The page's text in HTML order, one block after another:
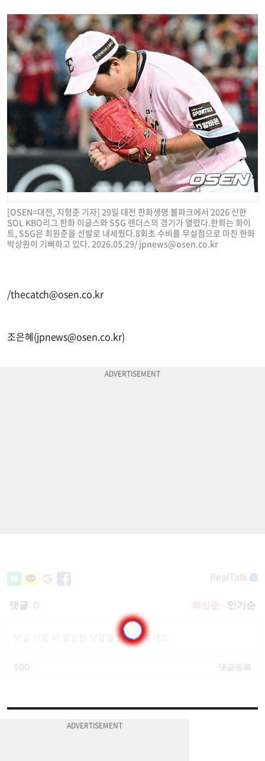
[OSEN=대전, 지형준 기자] 29일 대전 한화생명 볼파크에서 2026 신한
SOL KBO리그 한화 이글스와 SSG 랜더스의 경기가 열렸다.한화는 화이
트, SSG은 최원준을 선발로 내세웠다.8회초 수비를 무실점으로 마친 한화
박상원이 기뻐하고 있다. 2026.05.29/ jpnews@osen.co.kr
/thecatch@osen.co.kr
조은혜(jpnews@osen.co.kr)